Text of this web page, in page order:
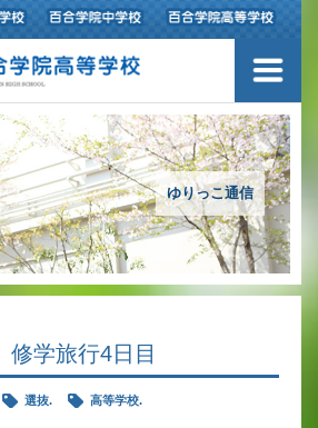
ゆりっこ通信
修学旅行4日目
選抜. 高等学校.
学校紹介
アクセスマップ
沿革
アカデミックリサーチコース